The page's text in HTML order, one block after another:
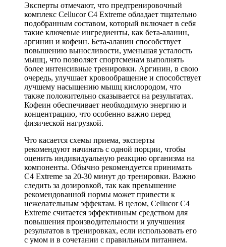
Эксперты отмечают, что предтренировочный
комплекс Cellucor C4 Extreme обладает тщательно
подобранным составом, который включает в себя
такие ключевые ингредиенты, как бета-аланин,
аргинин и кофеин. Бета-аланин способствует
повышению выносливости, уменьшая усталость
мышц, что позволяет спортсменам выполнять
более интенсивные тренировки. Аргинин, в свою
очередь, улучшает кровообращение и способствует
лучшему насыщению мышц кислородом, что
также положительно сказывается на результатах.
Кофеин обеспечивает необходимую энергию и
концентрацию, что особенно важно перед
физической нагрузкой.
Что касается схемы приема, эксперты
рекомендуют начинать с одной порции, чтобы
оценить индивидуальную реакцию организма на
компоненты. Обычно рекомендуется принимать
C4 Extreme за 20-30 минут до тренировки. Важно
следить за дозировкой, так как превышение
рекомендованной нормы может привести к
нежелательным эффектам. В целом, Cellucor C4
Extreme считается эффективным средством для
повышения производительности и улучшения
результатов в тренировках, если использовать его
с умом и в сочетании с правильным питанием.